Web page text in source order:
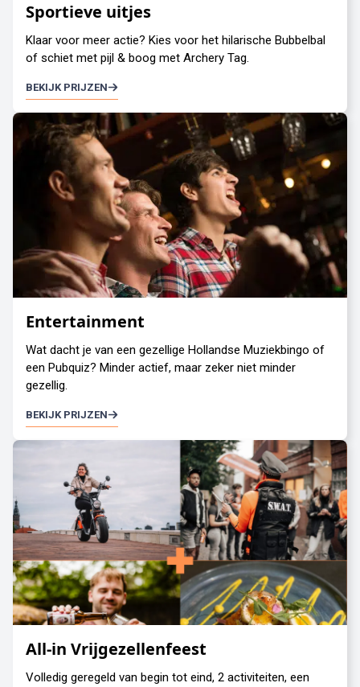
Sportieve uitjes
Klaar voor meer actie? Kies voor het hilarische Bubbelbal
of schiet met pijl & boog met Archery Tag.
BEKIJK PRIJZEN
Entertainment
Wat dacht je van een gezellige Hollandse Muziekbingo of
een Pubquiz? Minder actief, maar zeker niet minder
gezellig.
BEKIJK PRIJZEN
All-in Vrijgezellenfeest
Volledig geregeld van begin tot eind, 2 activiteiten, een